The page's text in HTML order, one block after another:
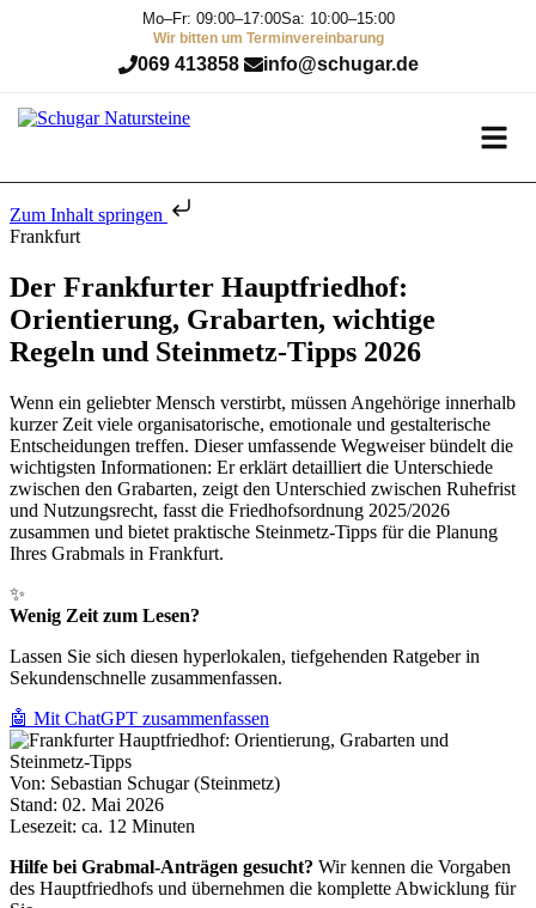
Zum Inhalt springen
Mo–Fr: 09:00–17:00Sa: 10:00–15:00
Wir bitten um Terminvereinbarung
069 413858 info@schugar.de
Frankfurt
Der Frankfurter Hauptfriedhof:
Orientierung, Grabarten, wichtige
Regeln und Steinmetz-Tipps 2026
Wenn ein geliebter Mensch verstirbt, müssen Angehörige innerhalb
kurzer Zeit viele organisatorische, emotionale und gestalterische
Entscheidungen treffen. Dieser umfassende Wegweiser bündelt die
wichtigsten Informationen: Er erklärt detailliert die Unterschiede
zwischen den Grabarten, zeigt den Unterschied zwischen Ruhefrist
und Nutzungsrecht, fasst die Friedhofsordnung 2025/2026
zusammen und bietet praktische Steinmetz-Tipps für die Planung
Ihres Grabmals in Frankfurt.
✨
Wenig Zeit zum Lesen?
Lassen Sie sich diesen hyperlokalen, tiefgehenden Ratgeber in
Sekundenschnelle zusammenfassen.
🤖 Mit ChatGPT zusammenfassen
Von: Sebastian Schugar (Steinmetz)
Stand: 02. Mai 2026
Lesezeit: ca. 12 Minuten
Hilfe bei Grabmal-Anträgen gesucht? Wir kennen die Vorgaben
des Hauptfriedhofs und übernehmen die komplette Abwicklung für